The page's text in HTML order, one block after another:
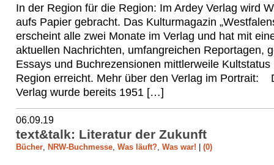
In der Region für die Region: Im Ardey Verlag wird
aufs Papier gebracht. Das Kulturmagazin
erscheint alle zwei Monate im Verlag und hat mit
aktuellen Nachrichten, umfangreichen Reportagen,
Essays und Buchrezensionen mittlerweile Kultstatus
Region erreicht. Mehr über den Verlag im Portrait:
Verlag wurde bereits 1951 […]
06.09.19
text&talk: Literatur der Zukunft
Bücher NRW-Buchmesse Was läuft? Was war! (0)